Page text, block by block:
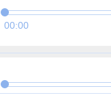
00:00
00:00